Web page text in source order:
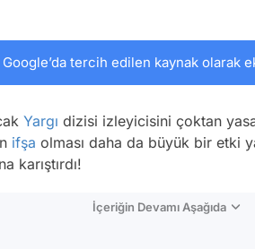
Google’da tercih edilen kaynak olarak
Yargı dizisi izleyicisini çoktan
ifşa olması daha da büyük bir etki
karıştırdı!
İçeriğin Devamı Aşağıda